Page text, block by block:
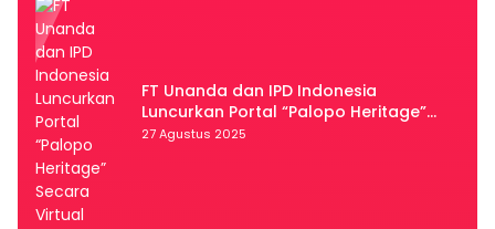
FT Unanda dan IPD Indonesia
Luncurkan Portal “Palopo Heritage”
Secara Virtual
27 Agustus 2025